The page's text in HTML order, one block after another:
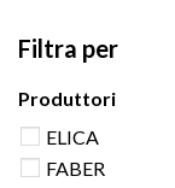
Filtra per
Produttori
ELICA
FABER